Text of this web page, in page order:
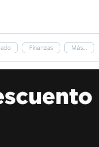
Finanzas Más...